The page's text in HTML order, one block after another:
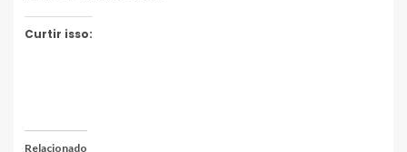
Curtir isso:
Relacionado